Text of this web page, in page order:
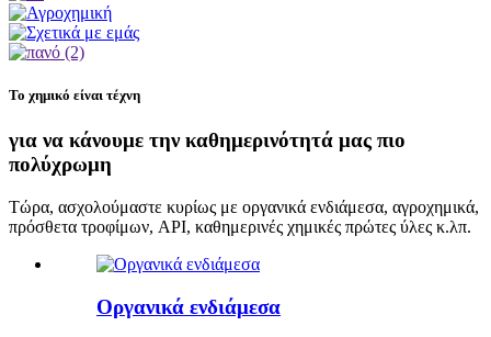
Το χημικό είναι τέχνη
για να κάνουμε την καθημερινότητά μας πιο
πολύχρωμη
Τώρα, ασχολούμαστε κυρίως με οργανικά ενδιάμεσα, αγροχημικά,
πρόσθετα τροφίμων, API, καθημερινές χημικές πρώτες ύλες κ.λπ.
Οργανικά ενδιάμεσα